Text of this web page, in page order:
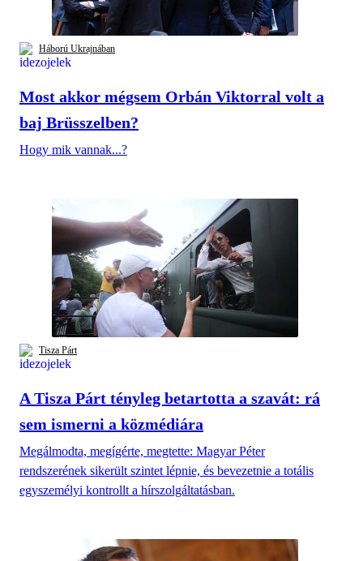
Háború Ukrajnában
Most akkor mégsem Orbán Viktorral volt a
baj Brüsszelben?
Hogy mik vannak...?
Tisza Párt
A Tisza Párt tényleg betartotta a szavát: rá
sem ismerni a közmédiára
Megálmodta, megígérte, megtette: Magyar Péter
rendszerének sikerült szintet lépnie, és bevezetnie a totális
egyszemélyi kontrollt a hírszolgáltatásban.